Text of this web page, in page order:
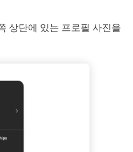
상단에 있는 프로필 사진을